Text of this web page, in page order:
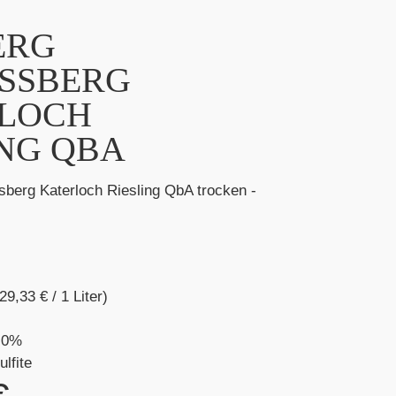
QBA
Katerloch Riesling QbA trocken -
€ / 1 Liter)